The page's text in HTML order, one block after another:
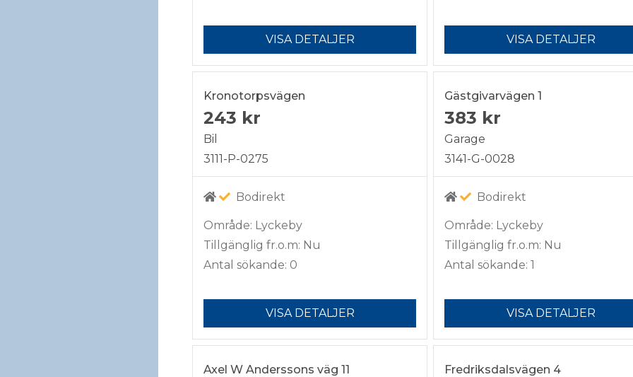
VISA DETALJER VISA DETALJER
Kronotorpsvägen
243 kr
Bil
3111-P-0275
Bodirekt
Område: Lyckeby
Tillgänglig fr.o.m: Nu
Antal sökande: 0
VISA DETALJER
Gästgivarvägen 1
383 kr
Garage
3141-G-0028
Bodirekt
Område: Lyckeby
Tillgänglig fr.o.m: Nu
Antal sökande: 1
VISA DETALJER
Axel W Anderssons väg 11 Fredriksdalsvägen 4